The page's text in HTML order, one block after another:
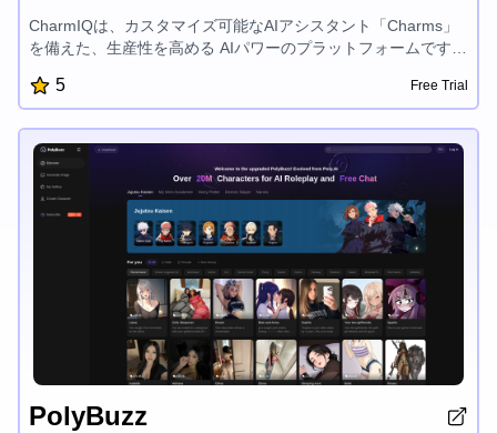
CharmIQは、カスタマイズ可能なAIアシスタント「Charms」
を備えた、生産性を高める AIパワーのプラットフォームです。
ーションを提供し、ワークフローを加速化します。ファイルの
統合、セキュアなデータ管理、リアルタイムのチームコラボレ
達成をサポートします。
5 Free Trial
PolyBuzz